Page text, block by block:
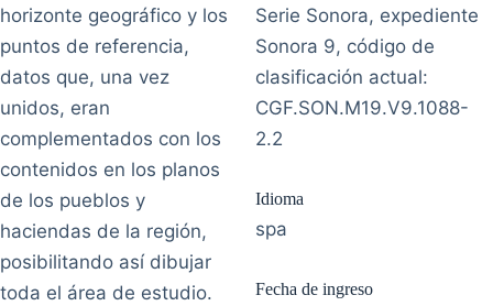
horizonte geográfico y los
puntos de referencia,
datos que, una vez
unidos, eran
complementados con los
contenidos en los planos
de los pueblos y
haciendas de la región,
posibilitando así dibujar
toda el área de estudio.
Serie Sonora, expediente
Sonora 9, código de
clasificación actual:
CGF.SON.M19.V9.1088-
2.2
Idioma
spa
Fecha de ingreso